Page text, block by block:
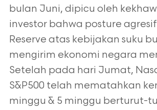
bulan Juni, dipicu oleh
investor bahwa posture
Reserve atas kebijakan suku
mengirim ekonomi negara
Setelah pada hari Jumat,
S&P500 telah mematahkan
minggu & 5 minggu berturut-